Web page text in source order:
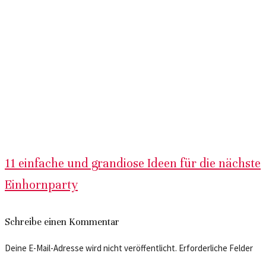
11 einfache und grandiose Ideen für die nächste
Einhornparty
Schreibe einen Kommentar
Deine E-Mail-Adresse wird nicht veröffentlicht. Erforderliche Felder